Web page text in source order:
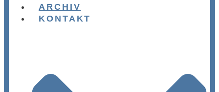
ARCHIV
KONTAKT